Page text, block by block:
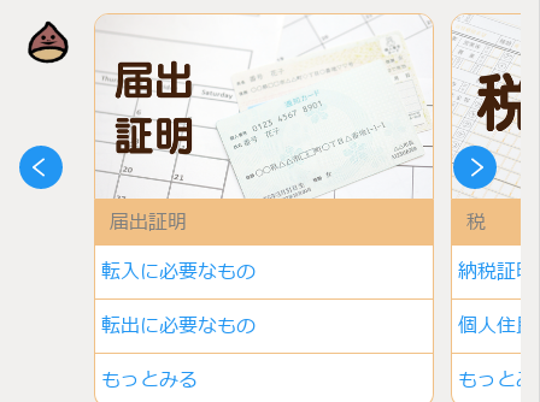
届出証明
転入に必要なもの
転出に必要なもの
もっとみる
税
納税証
個人住
もっと